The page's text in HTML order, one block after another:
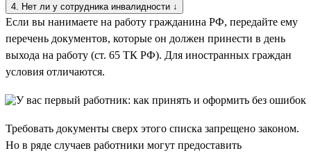
4. Нет ли у сотрудника инвалидности ↓
Если вы нанимаете на работу гражданина РФ, передайте ему
перечень документов, которые он должен принести в день
выхода на работу (ст. 65 ТК РФ). Для иностранных граждан
условия отличаются.
Требовать документы сверх этого списка запрещено законом.
Но в ряде случаев работники могут предоставить